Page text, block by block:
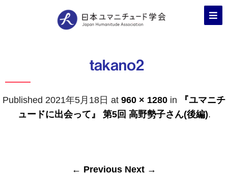
takano2
Published 2021年5月18日 at 960 × 1280 in
『ユマニチ
ュードに出会って』 第5回 高野勢子さん(後編).
← Previous Next →